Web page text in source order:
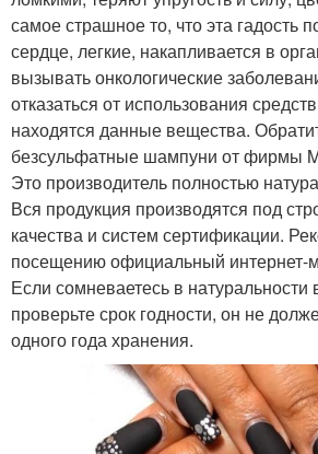
самое страшное то, что эта гадость
сердце, легкие, накапливается в
вызывать онкологические
отказаться от использования
находятся данные вещества.
безсульфатные шампуни от фирмы
Это производитель полностью
Вся продукция производятся под
качества и систем сертификации.
посещению официальный интернет-
Если сомневаетесь в натуральности
проверьте срок годности, он не
одного года хранения.